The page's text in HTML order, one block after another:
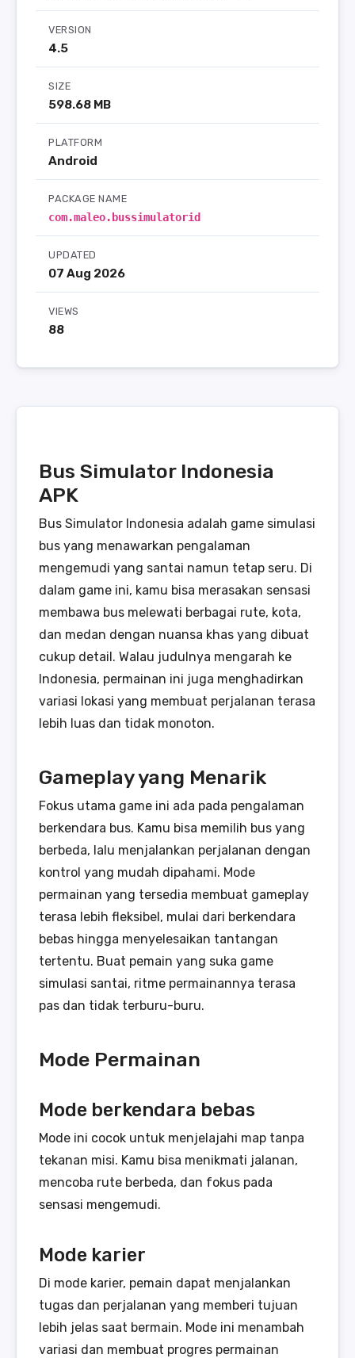
VERSION
4.5
SIZE
598.68 MB
PLATFORM
Android
PACKAGE NAME
com.maleo.bussimulatorid
UPDATED
07 Aug 2026
VIEWS
88
Bus Simulator Indonesia
APK
Bus Simulator Indonesia adalah game simulasi
bus yang menawarkan pengalaman
mengemudi yang santai namun tetap seru. Di
dalam game ini, kamu bisa merasakan sensasi
membawa bus melewati berbagai rute, kota,
dan medan dengan nuansa khas yang dibuat
cukup detail. Walau judulnya mengarah ke
Indonesia, permainan ini juga menghadirkan
variasi lokasi yang membuat perjalanan terasa
lebih luas dan tidak monoton.
Gameplay yang Menarik
Fokus utama game ini ada pada pengalaman
berkendara bus. Kamu bisa memilih bus yang
berbeda, lalu menjalankan perjalanan dengan
kontrol yang mudah dipahami. Mode
permainan yang tersedia membuat gameplay
terasa lebih fleksibel, mulai dari berkendara
bebas hingga menyelesaikan tantangan
tertentu. Buat pemain yang suka game
simulasi santai, ritme permainannya terasa
pas dan tidak terburu-buru.
Mode Permainan
Mode berkendara bebas
Mode ini cocok untuk menjelajahi map tanpa
tekanan misi. Kamu bisa menikmati jalanan,
mencoba rute berbeda, dan fokus pada
sensasi mengemudi.
Mode karier
Di mode karier, pemain dapat menjalankan
tugas dan perjalanan yang memberi tujuan
lebih jelas saat bermain. Mode ini menambah
variasi dan membuat progres permainan